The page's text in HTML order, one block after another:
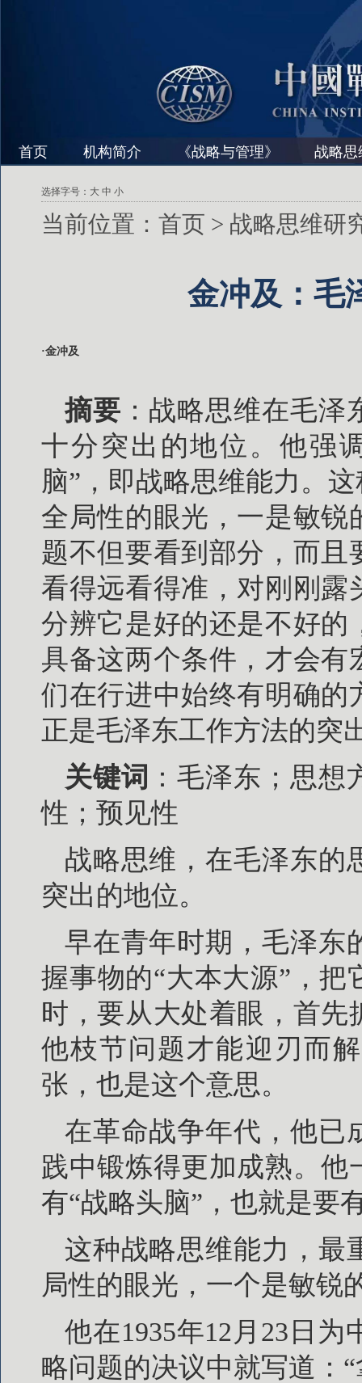
首页 机构简介 《战略与管理》 战略思
选择字号： 大 中 小
当前位置： 首页 > 战略思维研
金冲及：毛
·金冲及
摘要 ：战略思维在毛
十分突出的地位。他强
脑”，即战略思维能力。
全局性的眼光，一是敏
题不但要看到部分，而
看得远看得准，对刚刚露
分辨它是好的还是不好的
具备这两个条件，才会
们在行进中始终有明确的
正是毛泽东工作方法的突
关键词 ：毛泽东；思
性；预见性
战略思维，在毛泽东的
突出的地位。
早在青年时期，毛泽东
握事物的“大本大源”，
时，要从大处着眼，首
他枝节问题才能迎刃而
张，也是这个意思。
在革命战争年代，他已
践中锻炼得更加成熟。
有“战略头脑”，也就是要
这种战略思维能力，最
局性的眼光，一个是敏锐
他在1935年12月23日
略问题的决议中就写道：